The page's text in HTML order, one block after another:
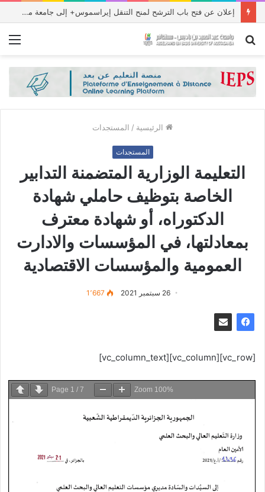
منحة دراسات عليا في جمهورية باكستان الإسلامية للعام الدراسي 2027/2026
بحث
الرئيسية / المستجدات
المستجدات
التعليمة الوزارية المتضمنة التدابير
الخاصة بتوظيف حاملي شهادة
الدكتوراه، أو شهادة معترف
بمعادلتها، في المؤسسات والادارت
العمومية والمؤسسات الاقتصادية
26 سبتمبر 2021 1٬667
[vc_row][vc_column][vc_column_text]
Page 1 / 7 Zoom 100%